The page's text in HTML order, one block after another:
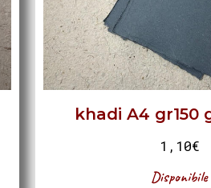
khadi A4 gr150
1,10€
Disponibile